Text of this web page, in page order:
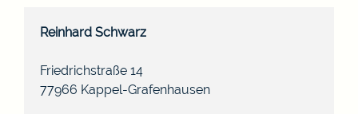
Reinhard Schwarz
Friedrichstraße 14
77966 Kappel-Grafenhausen